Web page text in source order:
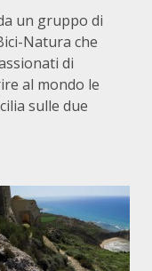
un gruppo di
Natura che
di
al mondo le
sulle due